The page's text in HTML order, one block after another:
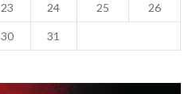
23 24 25 26
30
31